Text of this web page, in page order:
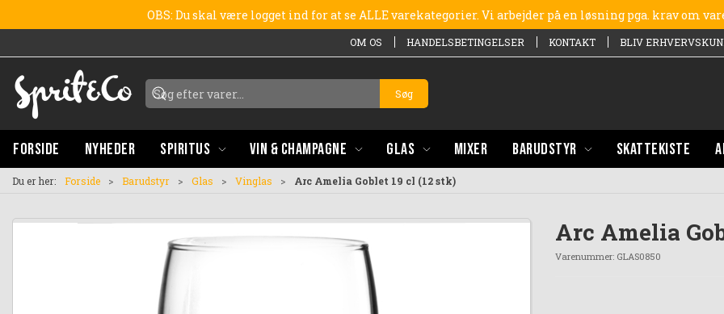
OBS: Du skal være logget ind for at se ALLE varekategorier. Vi arbejder på en løsning pga. krav om
OM OS HANDELSBETINGELSER KONTAKT BLIV
Søg
FORSIDE NYHEDER SPIRITUS VIN & CHAMPAGNE GLAS MIXER BARUDSTYR SKATTEKISTE
Du er her: Forside Barudstyr Glas Vinglas Arc Amelia Goblet 19 cl (12 stk)
Arc Amelia
Varenummer: GLAS0850